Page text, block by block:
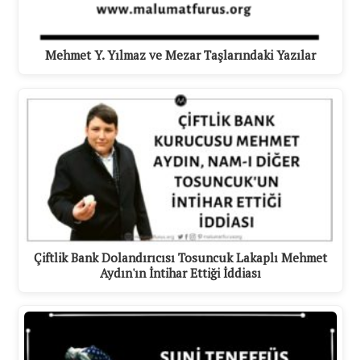
Mehmet Y. Yılmaz ve Mezar Taşlarındaki Yazılar
Çiftlik Bank Dolandırıcısı Tosuncuk Lakaplı Mehmet
Aydın'ın İntihar Ettiği İddiası